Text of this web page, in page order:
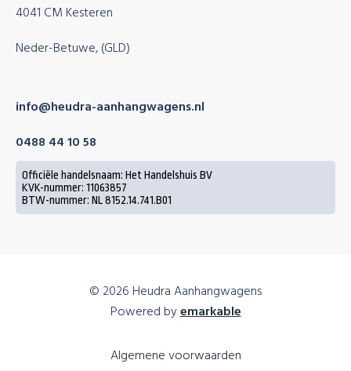
4041 CM Kesteren
Neder-Betuwe, (GLD)
info@heudra-aanhangwagens.nl
0488 44 10 58
Officiële handelsnaam: Het Handelshuis BV
KVK-nummer: 11063857
BTW-nummer: NL 8152.14.741.B01
© 2026 Heudra Aanhangwagens
Powered byemarkable
Algemene voorwaarden